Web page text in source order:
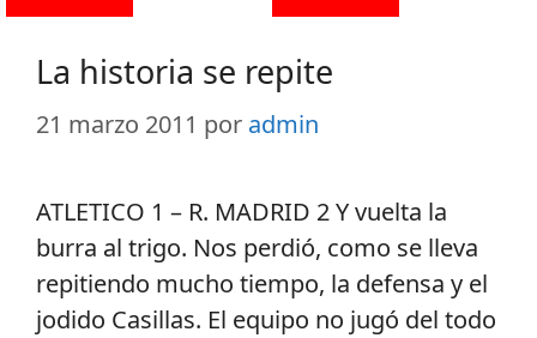
La historia se repite
21 marzo 2011 por admin
ATLETICO 1 – R. MADRID 2 Y vuelta la
burra al trigo. Nos perdió, como se lleva
repitiendo mucho tiempo, la defensa y el
jodido Casillas. El equipo no jugó del todo